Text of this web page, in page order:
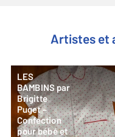
Artistes et
LES
BAMBINS par
Brigitte
Puget –
Confection
pour bébé et